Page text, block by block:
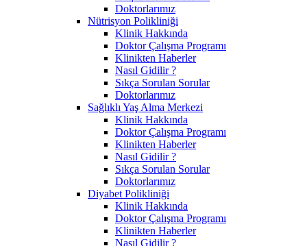
Doktorlarımız
Nütrisyon Polikliniği
Klinik Hakkında
Doktor Çalışma Programı
Klinikten Haberler
Nasıl Gidilir ?
Sıkça Sorulan Sorular
Doktorlarımız
Sağlıklı Yaş Alma Merkezi
Klinik Hakkında
Doktor Çalışma Programı
Klinikten Haberler
Nasıl Gidilir ?
Sıkça Sorulan Sorular
Doktorlarımız
Diyabet Polikliniği
Klinik Hakkında
Doktor Çalışma Programı
Klinikten Haberler
Nasıl Gidilir ?